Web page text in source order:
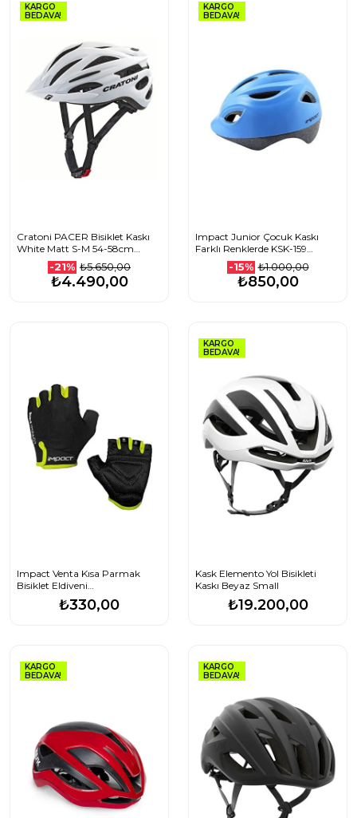
KARGO
BEDAVA!
Cratoni PACER Bisiklet Kaskı
White Matt S-M 54-58cm
113003C2-21% ₺5.650,00
₺4.490,00
KARGO
BEDAVA!
Impact Junior Çocuk Kaskı
Farklı Renklerde KSK-159
1506261101_SİYAH
-15% ₺1.000,00
₺850,00
Impact Venta Kısa Parmak
Bisiklet Eldiveni
3006231028_YEŞİL
₺330,00
KARGO
BEDAVA!
Kask Elemento Yol Bisikleti
Kaskı Beyaz Small
₺19.200,00
KARGO
BEDAVA!
KARGO
BEDAVA!